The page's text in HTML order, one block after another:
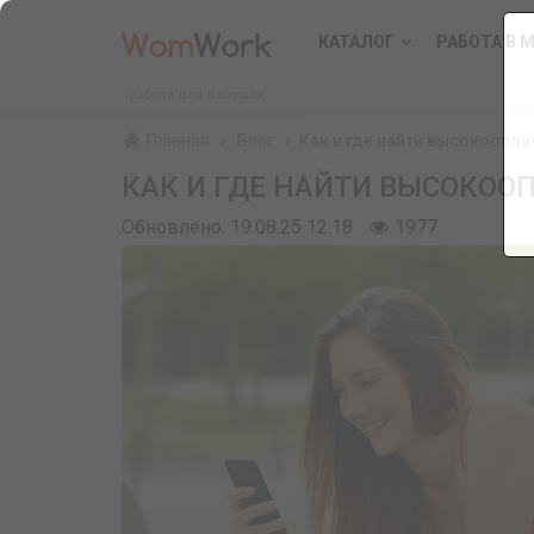
КАТАЛОГ РАБОТА В
КАК И ГДЕ НАЙТИ
Обновлено: 19.08.25 12:18
1977